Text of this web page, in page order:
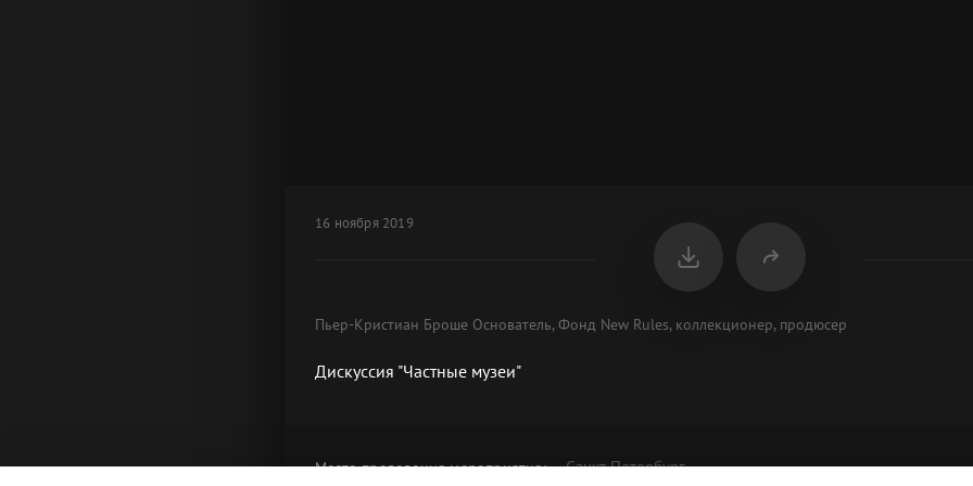
16 ноября 2019
Пьер-Кристиан Броше Основатель, Фонд New Rules, коллекционер, продюсер
Дискуссия "Частные музеи"
Место проведениямероприятия: Санкт-Петербург